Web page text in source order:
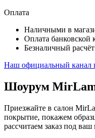
Оплата
Наличными в
Оплата банковской
Безналичный
Наш официальный канал
Шоурум
Приезжайте в салон
покрытие, покажем
рассчитаем заказ под ваш